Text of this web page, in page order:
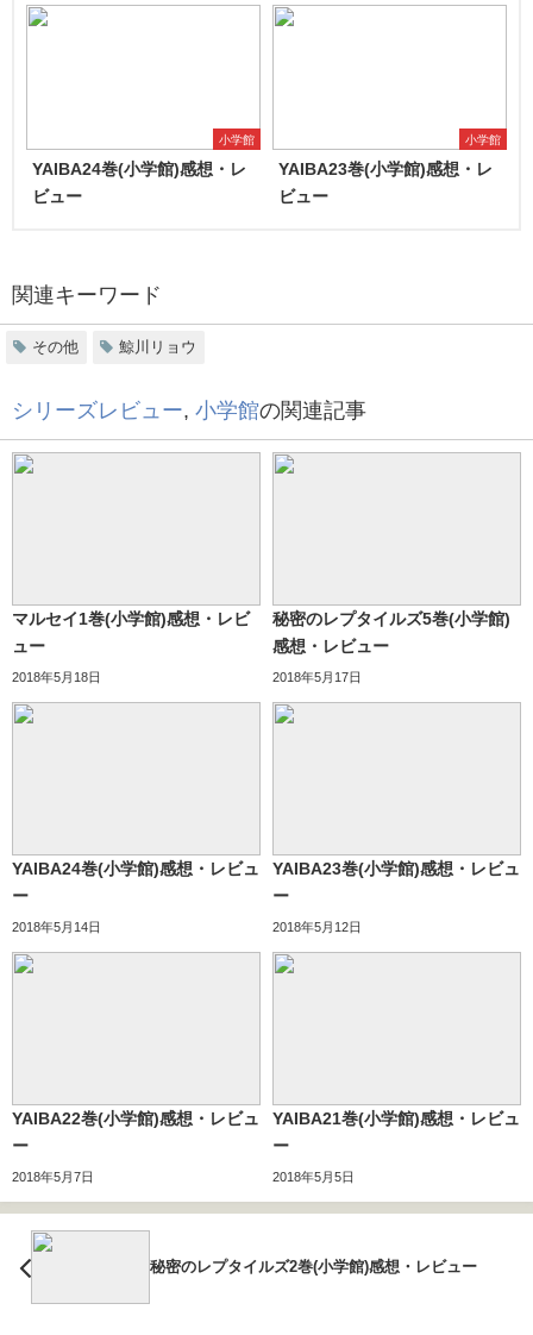
小学館
YAIBA24巻(小学館)感想・レ
ビュー
小学館
YAIBA23巻(小学館)感想・レ
ビュー
関連キーワード
その他 鯨川リョウ
シリーズレビュー, 小学館の関連記事
マルセイ1巻(小学館)感想・レビ
ュー
2018年5月18日
秘密のレプタイルズ5巻(小学館)
感想・レビュー
2018年5月17日
YAIBA24巻(小学館)感想・レビュ
ー
2018年5月14日
YAIBA23巻(小学館)感想・レビュ
ー
2018年5月12日
YAIBA22巻(小学館)感想・レビュ
ー
2018年5月7日
YAIBA21巻(小学館)感想・レビュ
ー
2018年5月5日
秘密のレプタイルズ2巻(小学館)感想・レビュー